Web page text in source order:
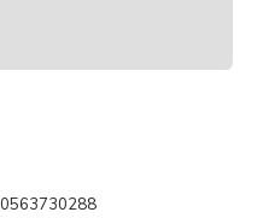
0563730288